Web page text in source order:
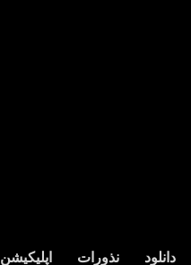
دانلود نذورات اپلیکیشن